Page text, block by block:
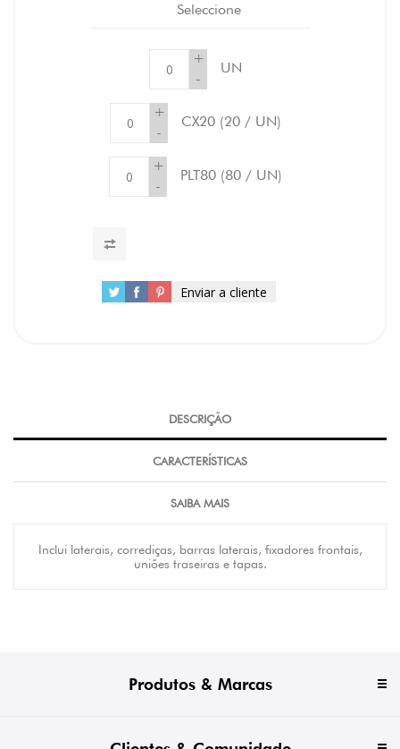
Seleccione
+
-
UN
+
-
CX20 (20 / UN)
+
-
PLT80 (80 / UN)
Enviar a cliente
DESCRIÇÃO
CARACTERÍSTICAS
SAIBA MAIS
Inclui laterais, corrediças, barras laterais, fixadores frontais,
uniões traseiras e tapas.
Produtos & Marcas